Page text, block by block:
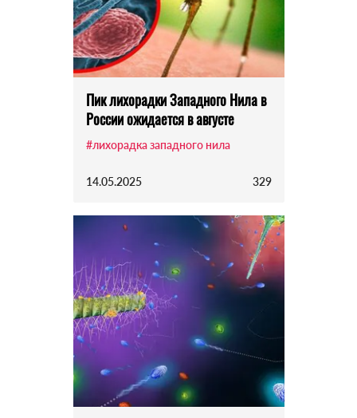
Пик лихорадки Западного Нила в
России ожидается в августе
#лихорадка западного нила
14.05.2025 329